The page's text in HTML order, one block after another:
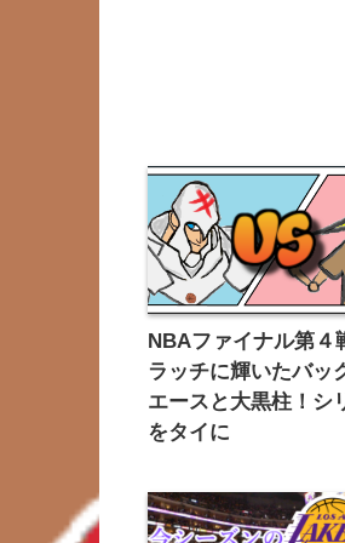
NBAファイナル第４
ラッチに輝いたバッ
エースと大黒柱！シ
をタイに